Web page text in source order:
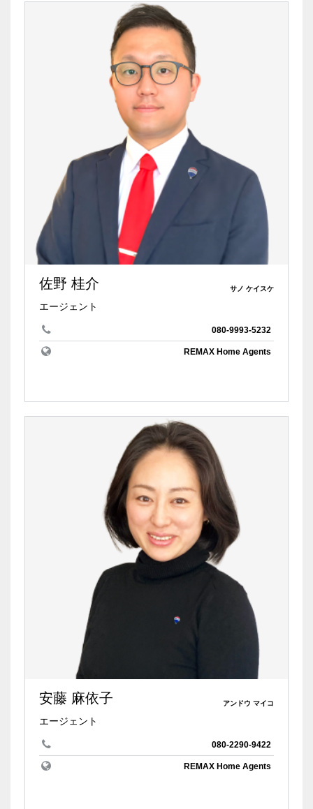
佐野 桂介 サノ ケイスケ
エージェント
080-9993-5232
REMAX Home Agents
安藤 麻依子 アンドウ マイコ
エージェント
080-2290-9422
REMAX Home Agents